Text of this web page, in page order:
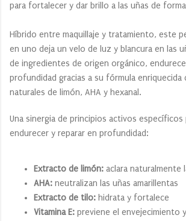
para fortalecer y dar brillo a las uñas de
Híbrido entre maquillaje y tratamiento, este
en uno deja un velo de luz y blancura en las
de ingredientes de origen orgánico,
profundidad gracias a su fórmula
naturales de limón, AHA y hexanal.
Una sinergia de principios activos específicos
endurecer y reparar en profundidad:
Extracto de limón: aclara naturalmente
AHA: neutralizan las uñas amarillentas
Extracto de tilo: hidrata y fortalece
Vitamina E: previene el envejecimiento